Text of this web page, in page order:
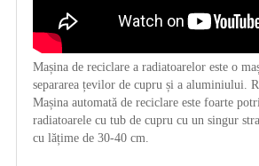
Mașina de reciclare a radiatoarelor este o
separarea țevilor de cupru și a aluminiului.
Mașina automată de reciclare este foarte
radiatoarele cu tub de cupru cu un singur
cu lățime de 30-40 cm.